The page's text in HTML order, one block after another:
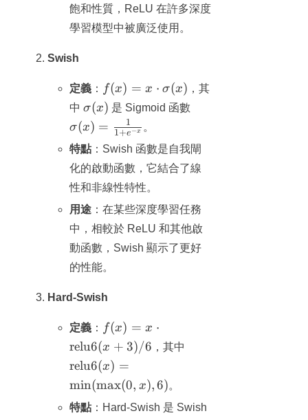
飽和性質，ReLU 在許多深度
學習模型中被廣泛使用。
Swish
定義 ： f(x) = x
\cdot
\sigma(x)
f(x) = x ⋅ σ(x) ，其
中\sigma(x)
σ(x) 是 Sigmoid 函數
{1 + e^{-
x}}
σ(x) = 1+e−x
1
。
特點 ：Swish 函數是自我閘
化的啟動函數，它結合了線
性和非線性特性。
用途 ：在某些深度學習任務
中，相較於 ReLU 和其他啟
動函數，Swish 顯示了更好
的性能。
Hard-Swish
定義 ： f(x) = x
\cdot
\text{relu6}
(x+3)/6
f(x) = x ⋅
relu6(x + 3)/6 ，其中
relu6(x) =
min(max(0, x),6)。
特點 ：Hard-Swish 是 Swish